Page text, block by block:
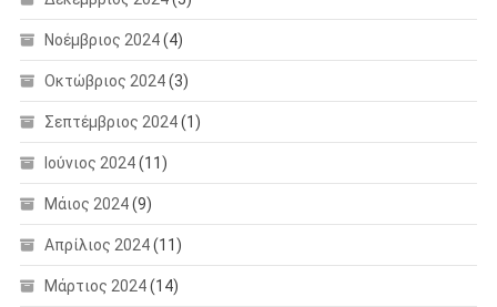
Νοέμβριος 2024(4)
Οκτώβριος 2024(3)
Σεπτέμβριος 2024(1)
Ιούνιος 2024(11)
Μάιος 2024(9)
Απρίλιος 2024(11)
Μάρτιος 2024(14)